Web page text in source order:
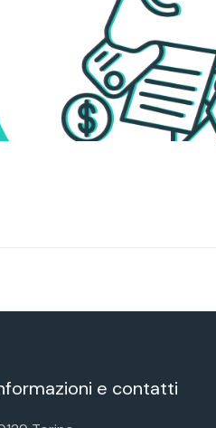
e contatti